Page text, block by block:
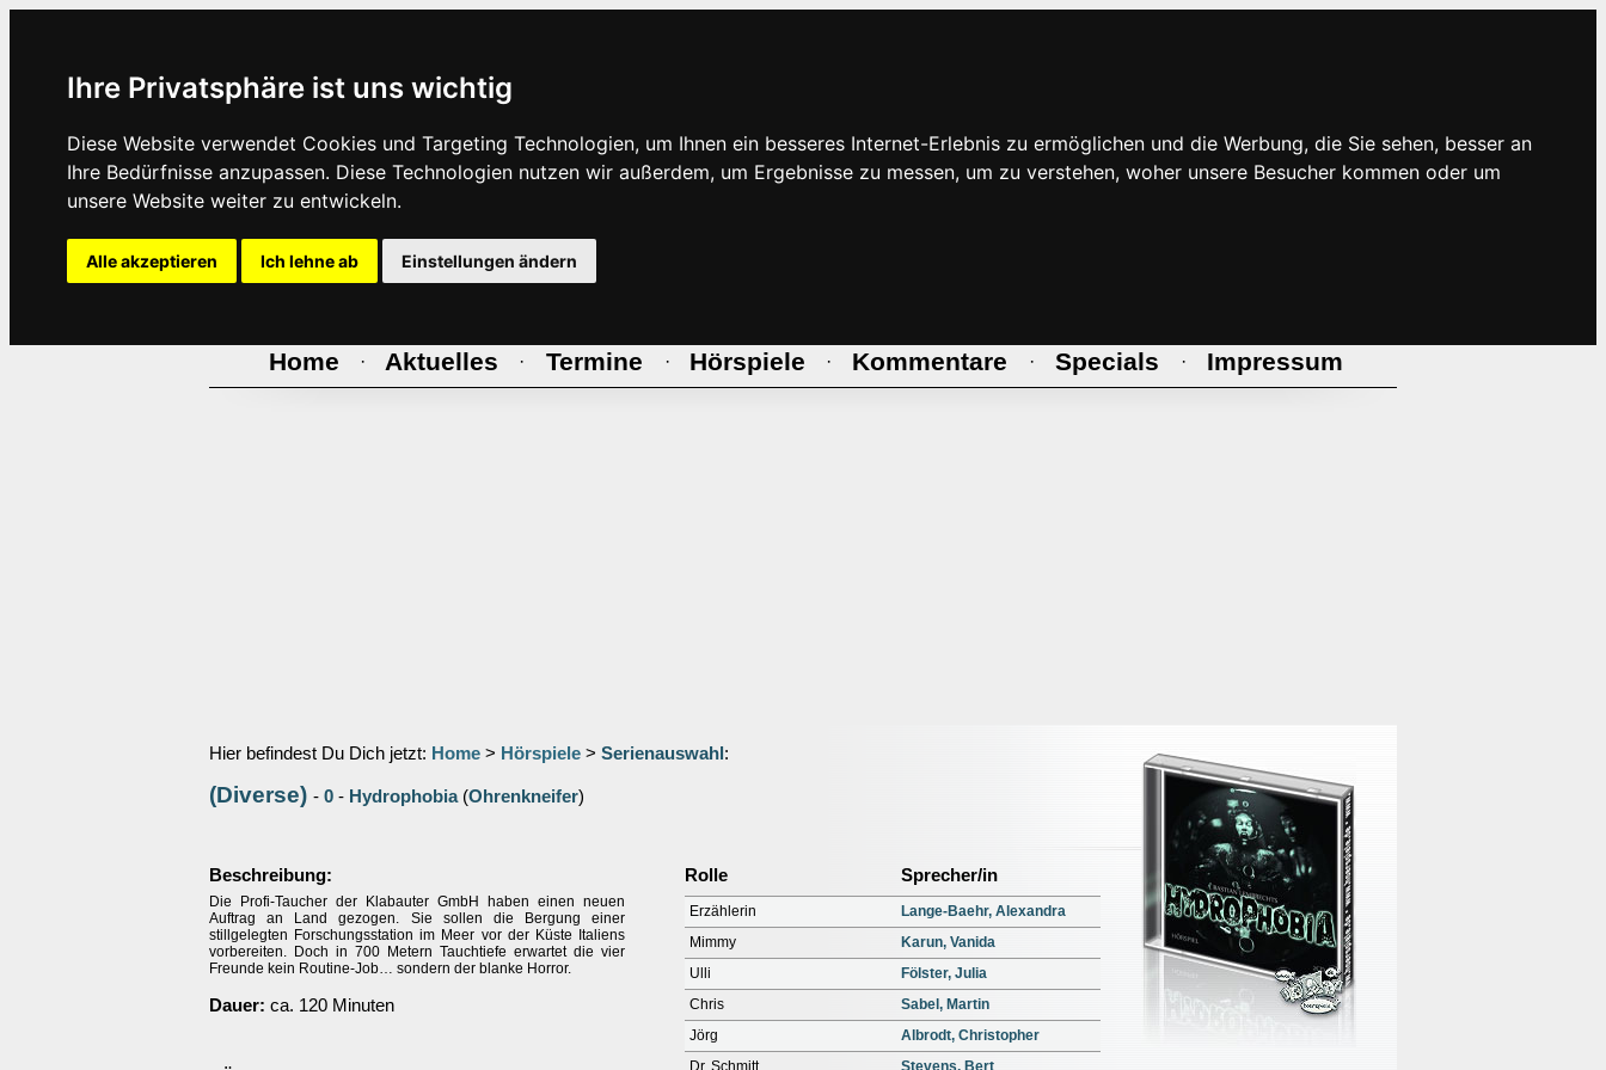
Ihre Privatsphäre ist uns wichtig
Diese Website verwendet Cookies und Targeting Technologien, um Ihnen ein besseres Internet-Erlebnis zu ermöglichen und die Werbung, die Sie sehen, besser an
Ihre Bedürfnisse anzupassen. Diese Technologien nutzen wir außerdem, um Ergebnisse zu messen, um zu verstehen, woher unsere Besucher kommen oder um
unsere Website weiter zu entwickeln.
Alle akzeptieren Ich lehne ab Einstellungen ändern
Home · Aktuelles · Termine · Hörspiele · Kommentare · Specials · Impressum
Hier befindest Du Dich jetzt: Home > Hörspiele > Serienauswahl :
(Diverse) - 0 - Hydrophobia(Ohrenkneifer)
Beschreibung:
Die Profi-Taucher der Klabauter GmbH haben einen neuen
Auftrag an Land gezogen. Sie sollen die Bergung einer
stillgelegten Forschungsstation im Meer vor der Küste Italiens
vorbereiten. Doch in 700 Metern Tauchtiefe erwartet die vier
Freunde kein Routine-Job… sondern der blanke Horror.
Dauer: ca. 120 Minuten
Rolle Sprecher/in
Erzählerin
Lange-Baehr, Alexandra
Mimmy
Karun, Vanida
Ulli
Fölster, Julia
Chris
Sabel, Martin
Jörg
Albrodt, Christopher
Dr. Schmitt
Stevens, Bert